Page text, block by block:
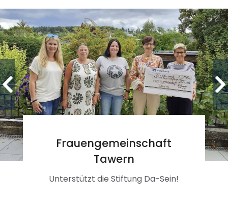
Frauengemeinschaft
Tawern
Unterstützt die Stiftung Da-Sein!